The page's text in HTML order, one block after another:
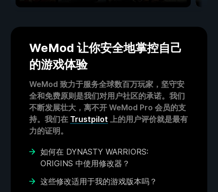
WeMod 让你安全地掌控自己
的游戏体验
WeMod 致力于服务全球数百万玩家，坚守安
全和免费原则是我们对用户社区的承诺。我们
不断发展壮大，离不开 WeMod Pro 会员的支
持。我们在 Trustpilot 上的用户评价就是最有
力的证明。
如何在 DYNASTY WARRIORS:
ORIGINS 中使用修改器？
这些修改适用于我的游戏版本吗？